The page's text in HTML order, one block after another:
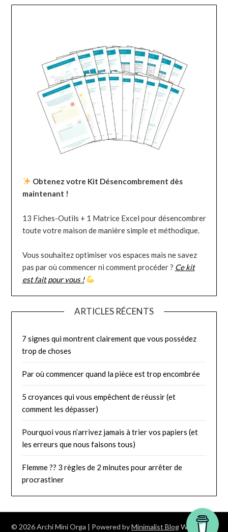
Obtenez votre Kit Désencombrement dès
maintenant !
13 Fiches-Outils + 1 Matrice Excel pour désencombrer
toute votre maison de manière simple et méthodique.
Vous souhaitez optimiser vos espaces mais ne savez
pas par où commencer ni comment procéder ? Ce kit
est fait pour vous !
ARTICLES RÉCENTS
7 signes qui montrent clairement que vous possédez
trop de choses
Par où commencer quand la pièce est trop encombrée
5 croyances qui vous empêchent de réussir (et
comment les dépasser)
Pourquoi vous n’arrivez jamais à trier vos papiers (et
les erreurs que nous faisons tous)
Flemme ?? 3 règles de 2 minutes pour arrêter de
procrastiner
© 2026 Archi Mini Orga | Powered byMinimalist BlogWordPress